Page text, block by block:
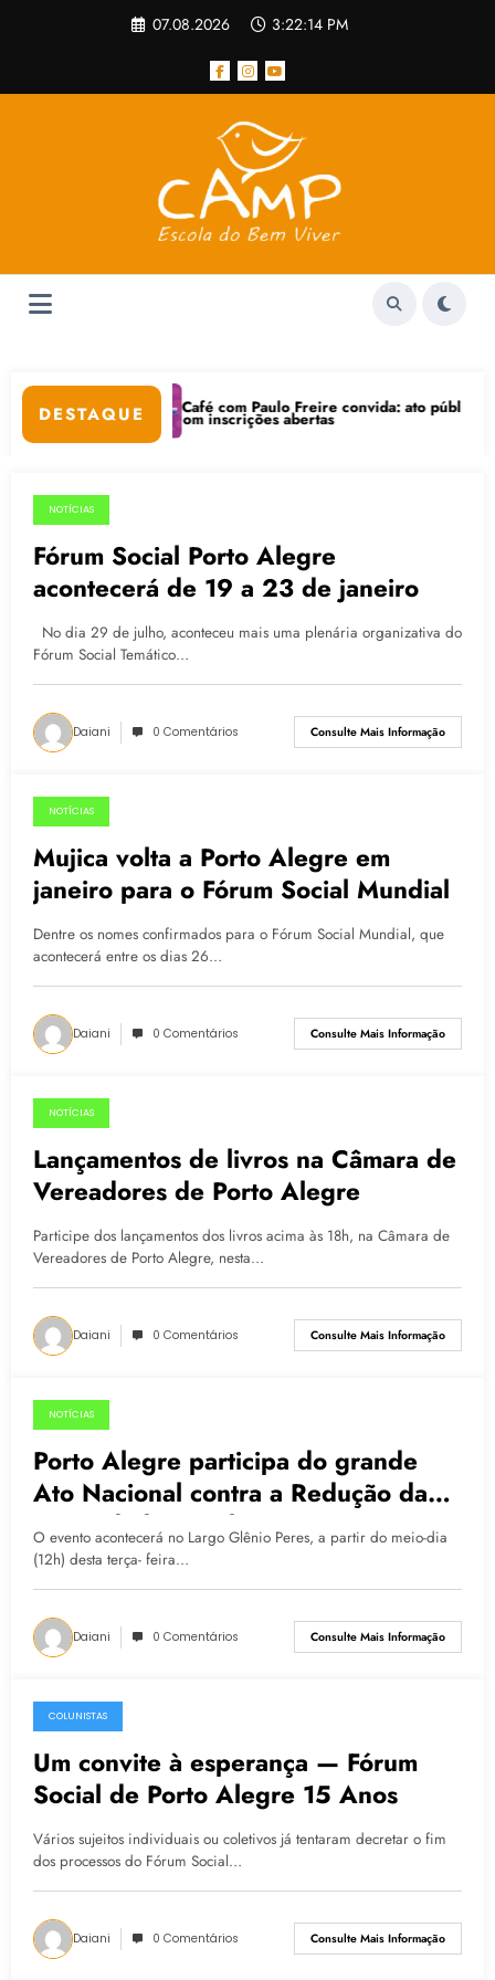
07.08.2026 3:22:14 PM
DESTAQUE
está com inscrições abertas
Café com Paulo Freire convida: ato público e
02.08.2015
NOTÍCIAS
Fórum Social Porto Alegre
acontecerá de 19 a 23 de janeiro
No dia 29 de julho, aconteceu mais uma plenária organizativa do
Fórum Social Temático…
Daiani 0 Comentários Consulte Mais Informação
07.07.2015
NOTÍCIAS
Mujica volta a Porto Alegre em
janeiro para o Fórum Social Mundial
Dentre os nomes confirmados para o Fórum Social Mundial, que
acontecerá entre os dias 26…
Daiani 0 Comentários Consulte Mais Informação
06.07.2015
NOTÍCIAS
Lançamentos de livros na Câmara de
Vereadores de Porto Alegre
Participe dos lançamentos dos livros acima às 18h, na Câmara de
Vereadores de Porto Alegre, nesta…
Daiani 0 Comentários Consulte Mais Informação
29.06.2015
NOTÍCIAS
Porto Alegre participa do grande
Ato Nacional contra a Redução da
Maioridade Penal
O evento acontecerá no Largo Glênio Peres, a partir do meio-dia
(12h) desta terça- feira…
Daiani 0 Comentários Consulte Mais Informação
03.06.2015
COLUNISTAS
Um convite à esperança — Fórum
Social de Porto Alegre 15 Anos
Vários sujeitos individuais ou coletivos já tentaram decretar o fim
dos processos do Fórum Social…
Daiani 0 Comentários Consulte Mais Informação